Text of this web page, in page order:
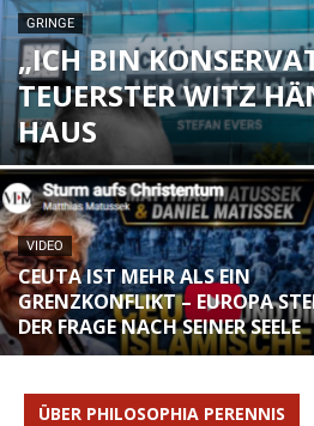
GRINGE
„ICH BIN
TEUERSTER WITZ
HAUS
VIDEO
CEUTA IST MEHR ALS EIN
GRENZKONFLIKT – EUROPA
DER FRAGE NACH SEINER SEELE
ÜBER PHILOSOPHIA PERENNIS